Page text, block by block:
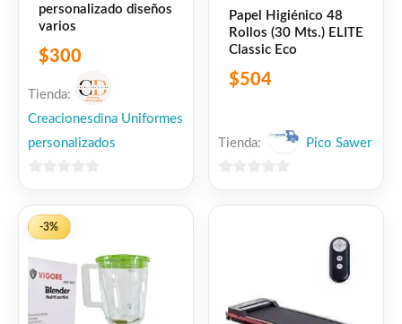
personalizado diseños
varios
$300
Tienda:
Creacionesdina Uniformes
personalizados
5
Papel Higiénico 48
Rollos (30 Mts.) ELITE
Classic Eco
$504
Tienda: Pico Sawer
-3%